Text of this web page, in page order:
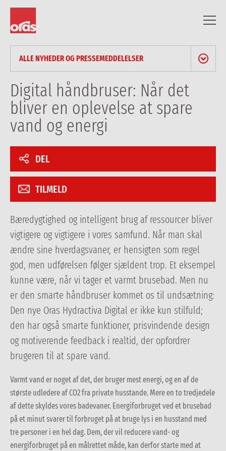
ALLE NYHEDER OG PRESSEMEDDELELSER
NYHEDER & PRESSEMEDDELELSER
BLOG
PROFESSIONELLE ARTIKLER
REFERENCER
Digital håndbruser: Når det
bliver en oplevelse at spare
vand og energi
DEL
TILMELD
Bæredygtighed og intelligent brug af ressourcer bliver
vigtigere og vigtigere i vores samfund. Når man skal
ændre sine hverdagsvaner, er hensigten som regel
god, men udførelsen følger sjældent trop. Et eksempel
kunne være, når vi tager et varmt brusebad. Men nu
er den smarte håndbruser kommet os til undsætning:
Den nye Oras Hydractiva Digital er ikke kun stilfuld;
den har også smarte funktioner, prisvindende design
og motiverende feedback i realtid, der opfordrer
brugeren til at spare vand.
Varmt vand er noget af det, der bruger mest energi, og en af de
største udledere af CO2 fra private husstande. Mere en to tredjedele
af dette skyldes vores badevaner. Energiforbruget ved et brusebad
på et minut svarer til forbruget på at bruge lys i en husstand med
tre personer i en hel dag. Dem, der vil reducere vand- og
energiforbruget på en målrettet måde, kan derfor starte med at